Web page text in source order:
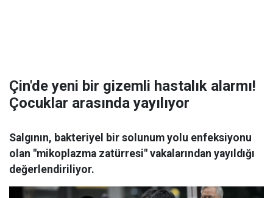
Çin'de yeni bir gizemli hastalık alarmı!
Çocuklar arasında yayılıyor
Salgının, bakteriyel bir solunum yolu enfeksiyonu
olan "mikoplazma zatürresi" vakalarından yayıldığı
değerlendiriliyor.